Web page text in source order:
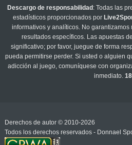
Descargo de responsabilidad : Todas las
estadísticos proporcionados por
informativos y analíticos. No
resultados específicos. Las apuestas
significativo; por favor, juegue de forma
pueda permitirse perder. Si usted o alguien
adicción al juego, comuníquese con
inmediato.
Derechos de autor © 2010-2026
Todos los derechos reservados - Donnael